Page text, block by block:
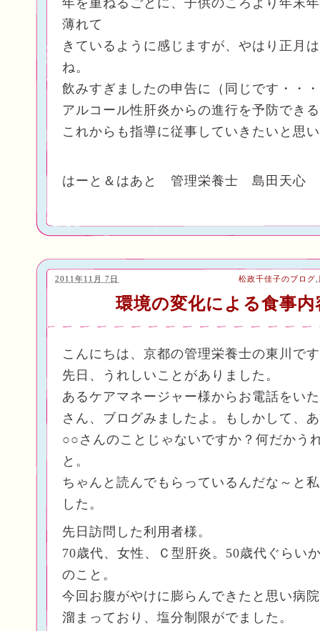
年を重ねるごとに、子供のころより年末
薄れて
きているように感じますが、やはり正月
ね。
飲みすぎましたの申告に（同じです・・
アルコール性肝炎からの進行を予防でき
これからも指導に従事していきたいと思
はーと＆はあと 管理栄養士 島田天心
環境の変化による食事内
2011年11月 7日 松政千佳子のブログ
こんにちは、京都の管理栄養士の東川で
先日、うれしいことがありました。
あるケアマネージャー様からお電話をい
さん、ブログみましたよ。もしかして、
○○さんのことじゃないですか？何だかう
と。
ちゃんと読んでもらっているんだな～と
した。
先日訪問した利用者様。
70歳代、女性、Ｃ型肝炎。50歳代ぐらい
のこと。
今回お腹がやけに膨らんできたと思い病
溜まっており、塩分制限がでました。